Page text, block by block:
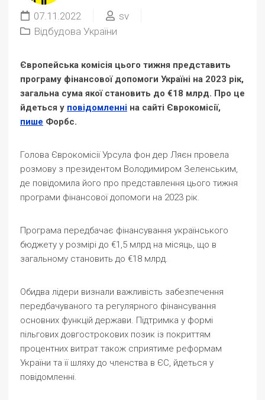
07.11.2022
sv
Відбудова України
Європейська комісія цього тижня представить
програму фінансової допомоги Україні на 2023 рік,
загальна сума якої становить до €18 млрд. Про це
йдеться у повідомленні на сайті Єврокомісії,
пише Форбс.
Голова Єврокомісії Урсула фон дер Ляєн провела
розмову з президентом Володимиром Зеленським,
де повідомила його про представлення цього тижня
програми фінансової допомоги на 2023 рік.
Програма передбачає фінансування українського
бюджету у розмірі до €1,5 млрд на місяць, що в
загальному становить до €18 млрд.
Обидва лідери визнали важливість забезпечення
передбачуваного та регулярного фінансування
основних функцій держави. Підтримка у формі
пільгових довгострокових позик із покриттям
процентних витрат також сприятиме реформам
України та її шляху до членства в ЄС, йдеться у
повідомленні.